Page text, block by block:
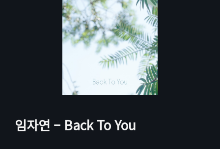
임자연 – Back To You